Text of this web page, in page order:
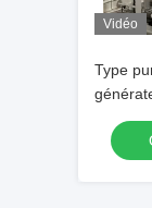
Vidéo
Type